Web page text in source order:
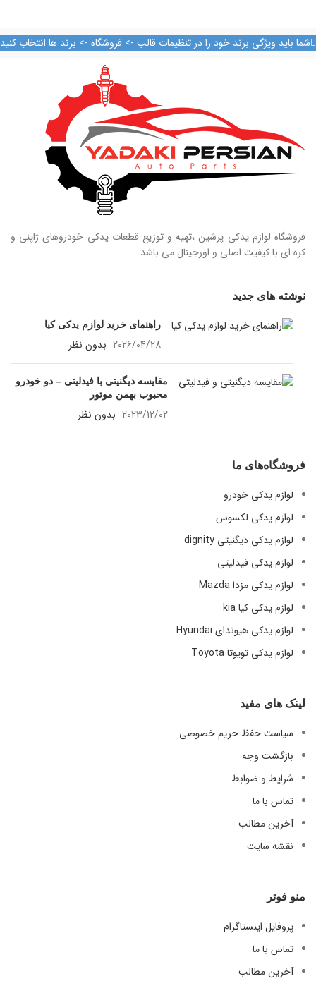
09128884461
09128884461
شما باید ویژگی برند خود را در تنظیمات قالب -> فروشگاه -> برند ها انتخاب کنید
فروشگاه لوازم یدکی پرشین ،تهیه و توزیع قطعات یدکی خودروهای ژاپنی و
کره ای با کیفیت اصلی و اورجینال می باشد.
نوشته های جدید
راهنمای خرید لوازم یدکی کیا
2026/04/28 بدون نظر
مقایسه دیگنیتی با فیدلیتی – دو خودرو
محبوب بهمن موتور
2023/12/02 بدون نظر
فروشگاه‌های ما
لوازم یدکی خودرو
لوازم یدکی لکسوس
لوازم یدکی دیگنیتی dignity
لوازم یدکی فیدلیتی
لوازم یدکی مزدا Mazda
لوازم یدکی کیا kia
لوازم یدکی هیوندای Hyundai
لوازم یدکی تویوتا Toyota
لینک های مفید
سیاست حفظ حریم خصوصی
بازگشت وجه
شرایط و ضوابط
تماس با ما
آخرین مطالب
نقشه سایت
منو فوتر
پروفایل اینستاگرام
تماس با ما
آخرین مطالب